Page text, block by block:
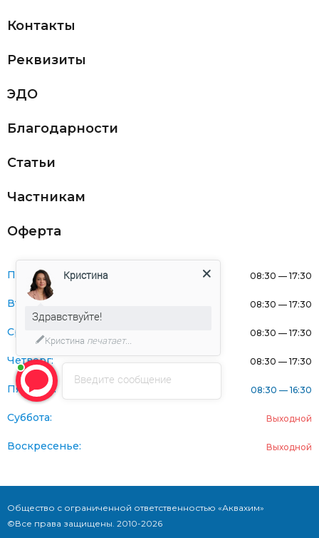
Контакты
Реквизиты
ЭДО
Благодарности
Статьи
Частникам
Оферта
Понедельник: 08:30 — 17:30
Вторник: 08:30 — 17:30
Среда: 08:30 — 17:30
Четверг: 08:30 — 17:30
Пятница: 08:30 — 16:30
Суббота: Выходной
Воскресенье: Выходной
Общество с ограниченной ответственностью «Аквахим»
©Все права защищены. 2010-2026
Введите сообщение
Кристина
Здравствуйте!
Кристина печатает...